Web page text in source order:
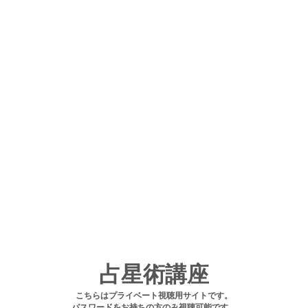
占星術講座
こちらはプライベート視聴用サイトです。